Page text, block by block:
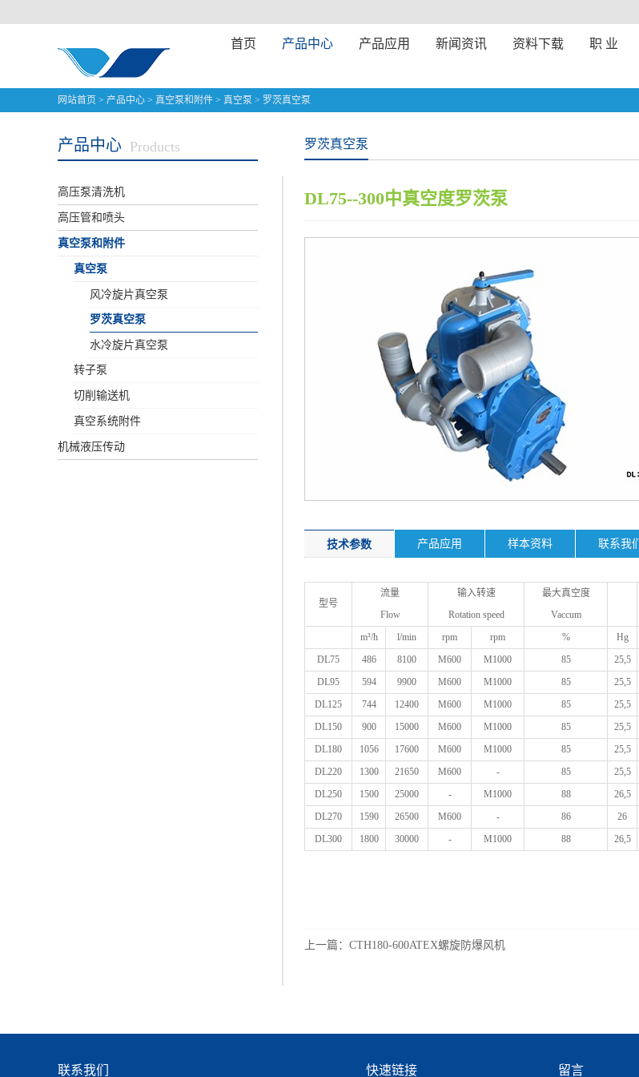
首页 产品中心 产品应用 新闻资讯 资料下载 职 业
网站首页 > 产品中心 > 真空泵和附件 > 真空泵 > 罗茨真空泵
产品中心 Products
高压泵清洗机
高压管和喷头
真空泵和附件
真空泵
风冷旋片真空泵
罗茨真空泵
水冷旋片真空泵
转子泵
切削输送机
真空系统附件
机械液压传动
罗茨真空泵
DL75--300中真空度罗茨泵
技术参数 产品应用 样本资料 联系我们
型号
流量
Flow
输入转速
Rotation speed
最大真空度
Vaccum
m³/h l/min rpm rpm % Hg
DL75
486 8100 M600 M1000 85 25,5
DL95
594 9900 M600 M1000 85 25,5
DL125
744 12400 M600 M1000 85 25,5
DL150
900 15000 M600 M1000 85 25,5
DL180
1056 17600 M600 M1000 85 25,5
DL220
1300 21650 M600 - 85 25,5
DL250
1500 25000 - M1000 88 26,5
DL270
1590 26500 M600 - 86 26
DL300
1800 30000 - M1000 88 26,5
上一篇： CTH180-600ATEX螺旋防爆风机
联系我们 快速链接 留言